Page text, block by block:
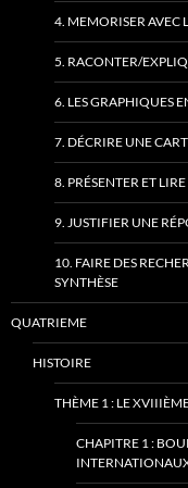
4. MEMORISER AVEC
5. RACONTER/
6. LES GRAPHIQUES
7. DÉCRIRE UNE
8. PRÉSENTER ET
9. JUSTIFIER UNE
10. FAIRE DES
SYNTHÈSE
QUATRIEME
HISTOIRE
THÈME 1 : LE
CHAPITRE 1 :